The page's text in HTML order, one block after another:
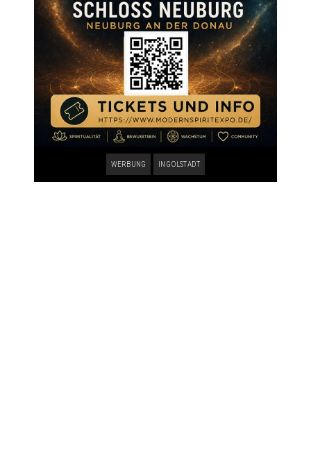
WERBUNG INGOLSTADT